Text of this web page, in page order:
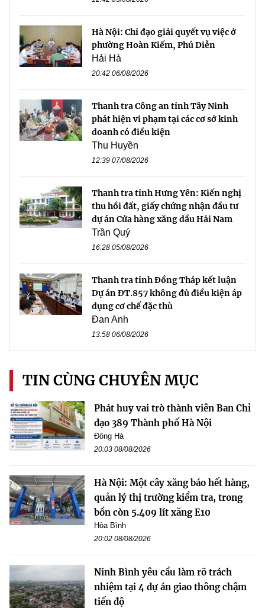
Hà Nội: Chỉ đạo giải quyết vụ việc ở
phường Hoàn Kiếm, Phú Diễn
Hải Hà
20:42 06/08/2026
Thanh tra Công an tỉnh Tây Ninh
phát hiện vi phạm tại các cơ sở kinh
doanh có điều kiện
Thu Huyền
12:39 07/08/2026
Thanh tra tỉnh Hưng Yên: Kiến nghị
thu hồi đất, giấy chứng nhận đầu tư
dự án Cửa hàng xăng dầu Hải Nam
Trần Quý
16:28 05/08/2026
Thanh tra tỉnh Đồng Tháp kết luận
Dự án ĐT.857 không đủ điều kiện áp
dụng cơ chế đặc thù
Đan Anh
13:58 06/08/2026
TIN CÙNG CHUYÊN MỤC
Phát huy vai trò thành viên Ban Chỉ
đạo 389 Thành phố Hà Nội
Đông Hà
20:03 08/08/2026
Hà Nội: Một cây xăng báo hết hàng,
quản lý thị trường kiểm tra, trong
bồn còn 5.409 lít xăng E10
Hòa Bình
20:02 08/08/2026
Ninh Bình yêu cầu làm rõ trách
nhiệm tại 4 dự án giao thông chậm
tiến độ